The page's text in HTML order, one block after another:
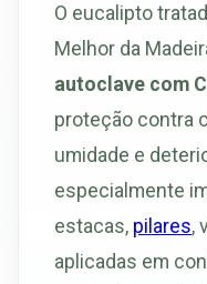
O eucalipto
Melhor da
autoclave com
proteção contra
umidade e
especialmente
estacas, pilares,
aplicadas em